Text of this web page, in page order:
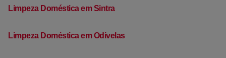
Limpeza Doméstica em Sintra
Limpeza Doméstica em Odivelas